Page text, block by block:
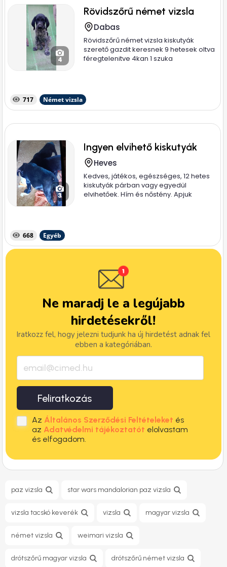
4
Rövidszőrű német vizsla
Dabas
Rövidszőrű német vizsla kiskutyák
szerető gazdit keresnek 9 hetesek oltva
féregtelenitve 4kan 1 szuka
717 Német vizsla
3
Ingyen elvihető kiskutyák
Heves
Kedves, játékos, egészséges, 12 hetes
kiskutyák párban vagy egyedül
elvihetőek. Hím és nőstény. Apjuk
668 Egyéb
Ne maradj le a legújabb
hirdetésekről!
Iratkozz fel, hogy jelezni tudjunk ha új hirdetést adnak fel
ebben a kategóriában.
Feliratkozás
Az Általános Szerződési Feltételeket és
az Adatvédelmi tájékoztatót elolvastam
és elfogadom.
paz vizsla star wars mandalorian paz vizsla
vizsla tacskó keverék vizsla magyar vizsla
német vizsla weimari vizsla
drótszőrű magyar vizsla drótszőrű német vizsla